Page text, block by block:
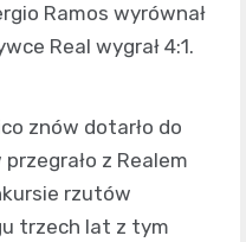
Ramos wyrównał
Real wygrał 4:1.
znów dotarło do
z Realem
rzutów
trzech lat z tym